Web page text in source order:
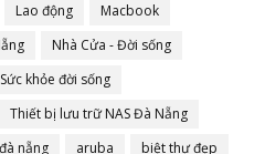
Lao động
Macbook
Nhà Cửa - Đời sống
Sức khỏe đời sống
Thiết bị lưu trữ NAS Đà Nẵng
nẵng aruba
biệt thự đẹp